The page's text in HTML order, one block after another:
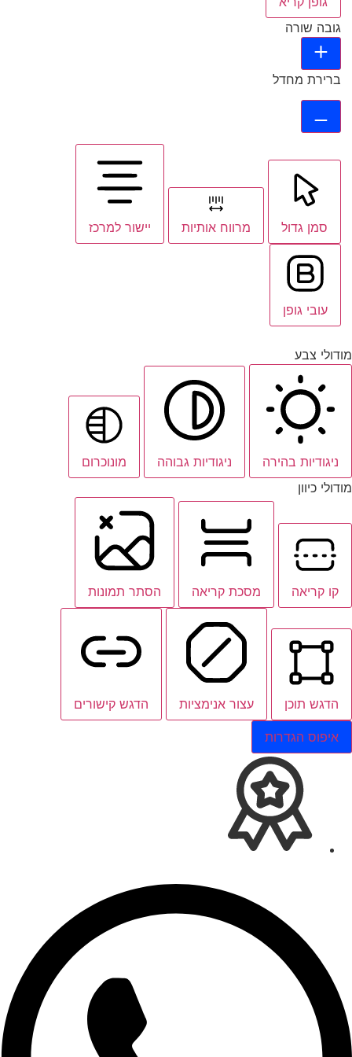
גובה שורה
ברירת מחדל
סמן גדול מרווח אותיות יישור למרכז
עובי גופן
מודולי צבע
ניגודיות בהירה ניגודיות גבוהה
מונוכרום
מודולי כיוון
קו קריאה מסכת קריאה הסתר תמונות
הדגש תוכן עצור אנימציות הדגש קישורים
איפוס הגדרות